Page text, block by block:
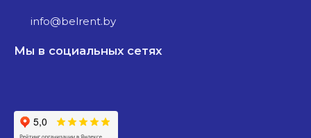
info@belrent.by
Мы в социальных сетях